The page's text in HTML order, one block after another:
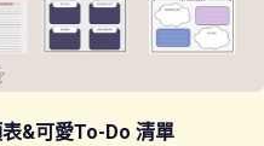
&可愛To-Do 清單